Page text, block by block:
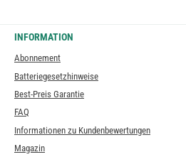
INFORMATION
Abonnement
Batteriegesetzhinweise
Best-Preis Garantie
FAQ
Informationen zu Kundenbewertungen
Magazin